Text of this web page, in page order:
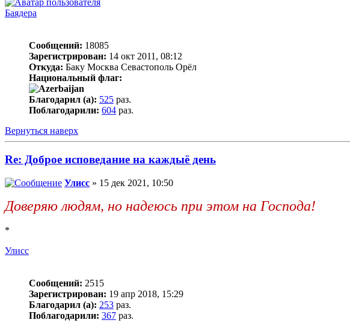
Баядера
Сообщений: 18085
Зарегистрирован: 14 окт 2011, 08:12
Откуда: Баку Москва Севастополь Орёл
Национальный флаг:
Благодарил (а): 525 раз.
Поблагодарили: 604 раз.
Вернуться наверх
Re: Доброе исповедание на каждыё день
Улисс » 15 дек 2021, 10:50
Доверяю людям, но надеюсь при этом на Господа!
*
Улисс
Сообщений: 2515
Зарегистрирован: 19 апр 2018, 15:29
Благодарил (а): 253 раз.
Поблагодарили: 367 раз.